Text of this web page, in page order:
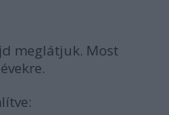
meglátjuk. Most